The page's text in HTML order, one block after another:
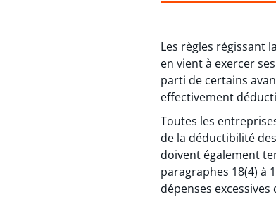
Les règles régissant
en vient à exercer
parti de certains
effectivement
Toutes les
de la déductibilité
doivent également
paragraphes 18(4) à
dépenses